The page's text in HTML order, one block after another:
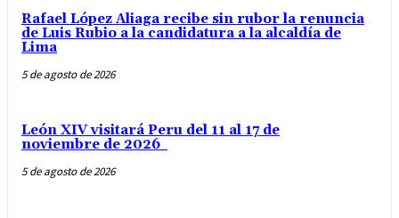
Rafael López Aliaga recibe sin rubor la renuncia
de Luis Rubio a la candidatura a la alcaldía de
Lima
5 de agosto de 2026
León XIV visitará Peru del 11 al 17 de
noviembre de 2026
5 de agosto de 2026